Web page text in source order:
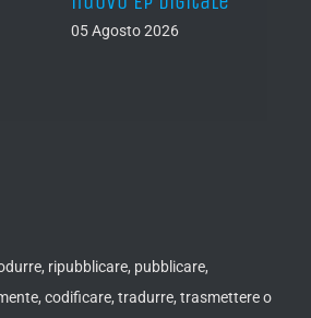
05 Agosto 2026
ripubblicare, pubblicare,
codificare, tradurre, trasmettere o